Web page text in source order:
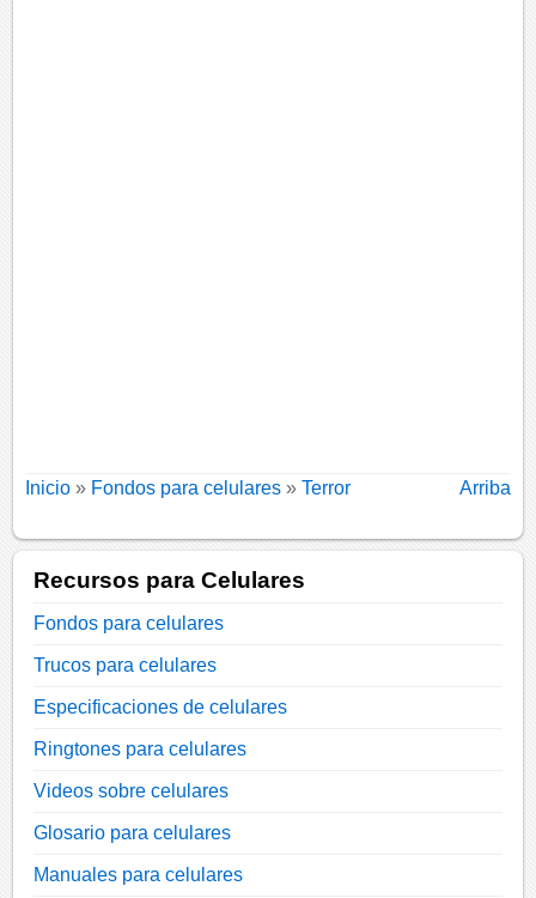
Inicio » Fondos para celulares »Terror Arriba
Recursos para Celulares
Fondos para celulares
Trucos para celulares
Especificaciones de celulares
Ringtones para celulares
Videos sobre celulares
Glosario para celulares
Manuales para celulares